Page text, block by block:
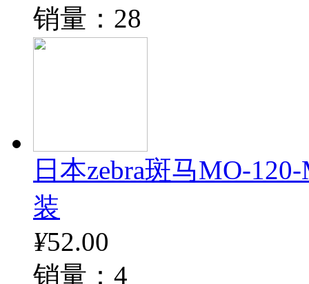
销量：28
日本zebra斑马MO-
装
¥52.00
销量：4